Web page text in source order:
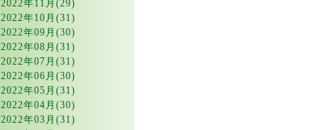
2022年11月(29)
2022年10月(31)
2022年09月(30)
2022年08月(31)
2022年07月(31)
2022年06月(30)
2022年05月(31)
2022年04月(30)
2022年03月(31)